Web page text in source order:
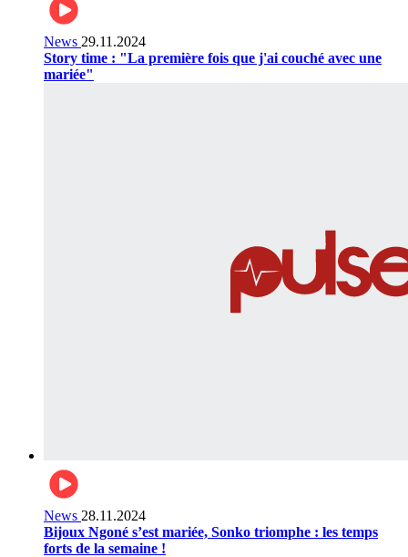
News 29.11.2024
Story time : "La première fois que j'ai couché avec une
mariée"
News 28.11.2024
Bijoux Ngoné s’est mariée, Sonko triomphe : les temps
forts de la semaine !